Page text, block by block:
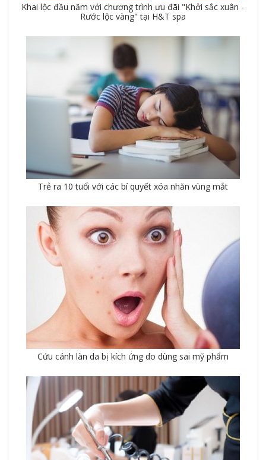
Khai lộc đầu năm với chương trình ưu đãi "Khởi sắc xuân -
Rước lộc vàng" tại H&T spa
Trẻ ra 10 tuổi với các bí quyết xóa nhăn vùng mắt
Cứu cánh làn da bị kích ứng do dùng sai mỹ phẩm